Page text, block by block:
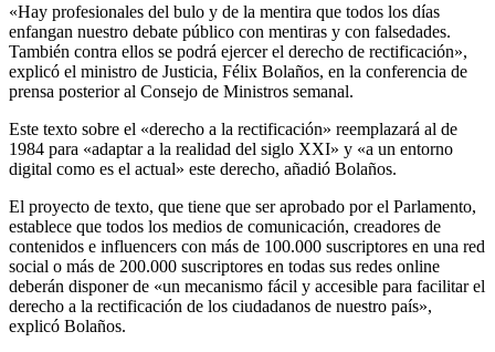
«Hay profesionales del bulo y de la mentira que todos los días
enfangan nuestro debate público con mentiras y con falsedades.
También contra ellos se podrá ejercer el derecho de rectificación»,
explicó el ministro de Justicia, Félix Bolaños, en la conferencia de
prensa posterior al Consejo de Ministros semanal.
Este texto sobre el «derecho a la rectificación» reemplazará al de
1984 para «adaptar a la realidad del siglo XXI» y «a un entorno
digital como es el actual» este derecho, añadió Bolaños.
El proyecto de texto, que tiene que ser aprobado por el Parlamento,
establece que todos los medios de comunicación, creadores de
contenidos e influencers con más de 100.000 suscriptores en una red
social o más de 200.000 suscriptores en todas sus redes online
deberán disponer de «un mecanismo fácil y accesible para facilitar el
derecho a la rectificación de los ciudadanos de nuestro país»,
explicó Bolaños.